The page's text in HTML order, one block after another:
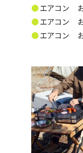
エアコン
エアコン
エアコン